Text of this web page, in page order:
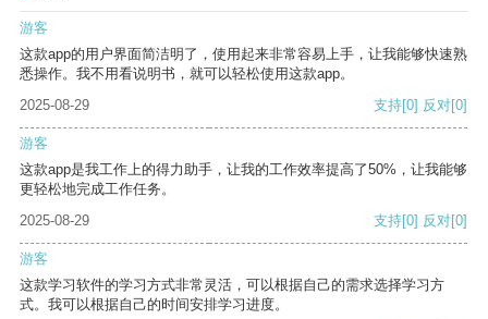
游客
这款app的用户界面简洁明了，使用起来非常容易上手，让我能够快速熟
悉操作。我不用看说明书，就可以轻松使用这款app。
2025-08-29
支持[0] 反对[0]
游客
这款app是我工作上的得力助手，让我的工作效率提高了50%，让我能够
更轻松地完成工作任务。
2025-08-29
支持[0] 反对[0]
游客
这款学习软件的学习方式非常灵活，可以根据自己的需求选择学习方
式。我可以根据自己的时间安排学习进度。